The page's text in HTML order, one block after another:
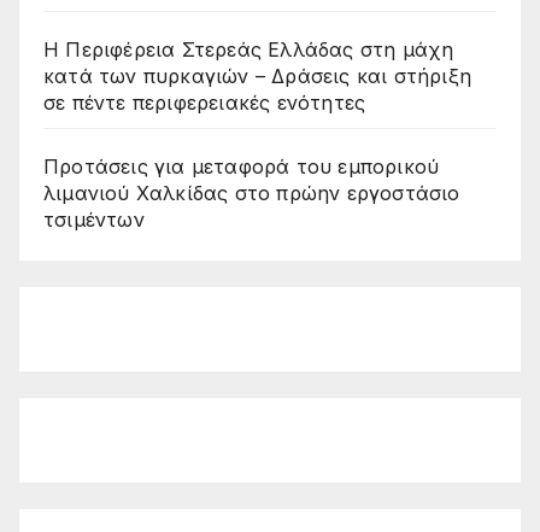
Η Περιφέρεια Στερεάς Ελλάδας στη μάχη
κατά των πυρκαγιών – Δράσεις και στήριξη
σε πέντε περιφερειακές ενότητες
Προτάσεις για μεταφορά του εμπορικού
λιμανιού Χαλκίδας στο πρώην εργοστάσιο
τσιμέντων